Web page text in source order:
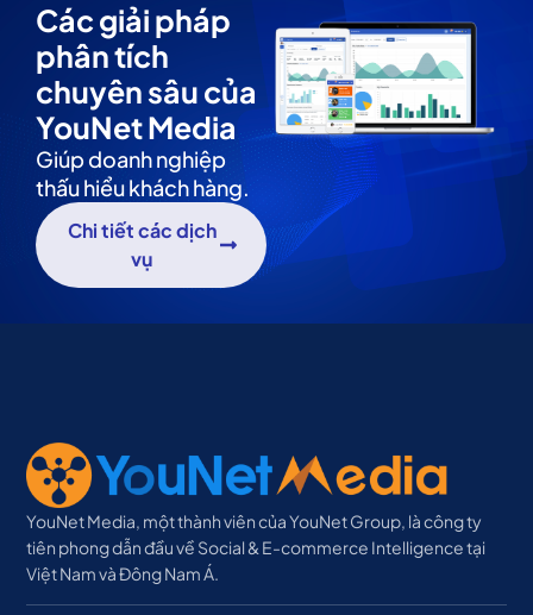
Các giải pháp
phân tích
chuyên sâu của
YouNet Media
Giúp doanh nghiệp
thấu hiểu khách hàng.
Chi tiết các dịch
vụ
YouNet Media, một thành viên của YouNet Group, là công ty
tiên phong dẫn đầu về Social & E-commerce Intelligence tại
Việt Nam và Đông Nam Á.